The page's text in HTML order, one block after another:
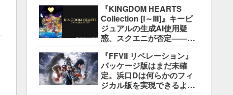
き”には不満
『KINGDOM HEARTS
Collection [I～III]』キービ
ジュアルの生成AI使用疑
惑、スクエニが否定――不
ス」
『FFVII リベレーション』
パッケージ版はまだ未確
定。浜口Dは何らかのフィ
ジカル版を実現できるよう